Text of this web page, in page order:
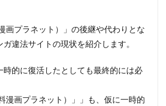
画プラネット）」の後継や代わりとな
違法サイトの現状を紹介します。
時的に復活したとしても最終的には必
漫画プラネット）」」も、仮に一時的